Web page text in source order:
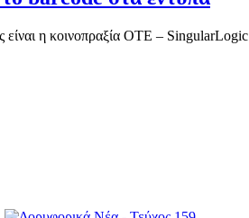
η κοινοπραξία ΟΤΕ – SingularLogic